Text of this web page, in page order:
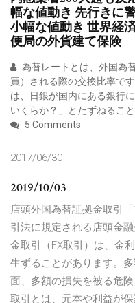
幅な値動き 先行きに
小幅な値動き 世界経
便局の外貨建て保険
為替レートとは、外国為
買）される際の交換比率で
は、日銀が国内にある銀行
いくらか？」とたずねるこ
5 Comments
2017/06/30
2019/10/03
店頭外国為替証拠金取引
引法に規定される店頭金
金取引（FX取引）は、金
生ずることがあります。
面、多額の損失を被る危
取引とは、元本や利益が